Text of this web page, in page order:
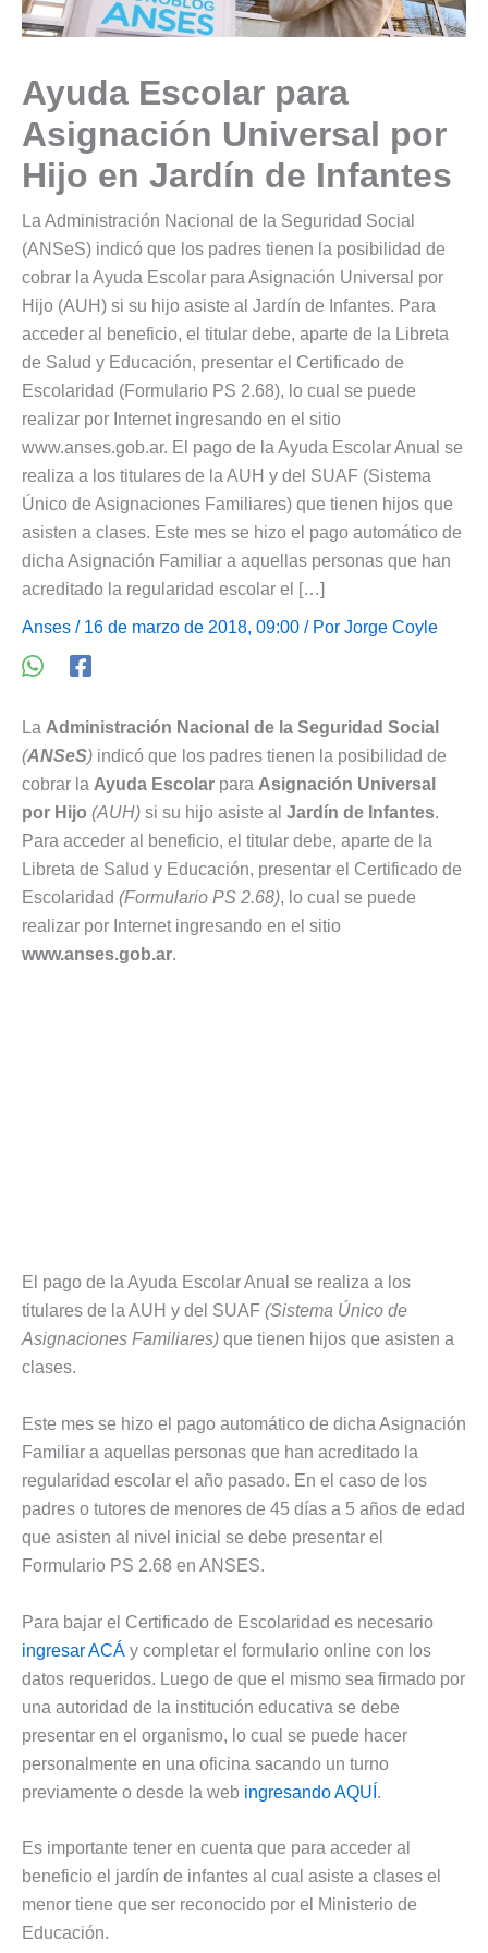
Ayuda Escolar para
Asignación Universal por
Hijo en Jardín de Infantes
La Administración Nacional de la Seguridad Social
(ANSeS) indicó que los padres tienen la posibilidad de
cobrar la Ayuda Escolar para Asignación Universal por
Hijo (AUH) si su hijo asiste al Jardín de Infantes. Para
acceder al beneficio, el titular debe, aparte de la Libreta
de Salud y Educación, presentar el Certificado de
Escolaridad (Formulario PS 2.68), lo cual se puede
realizar por Internet ingresando en el sitio
www.anses.gob.ar. El pago de la Ayuda Escolar Anual se
realiza a los titulares de la AUH y del SUAF (Sistema
Único de Asignaciones Familiares) que tienen hijos que
asisten a clases. Este mes se hizo el pago automático de
dicha Asignación Familiar a aquellas personas que han
acreditado la regularidad escolar el […]
Anses / 16 de marzo de 2018, 09:00 / Por Jorge Coyle
La Administración Nacional de la Seguridad Social
(ANSeS) indicó que los padres tienen la posibilidad de
cobrar la Ayuda Escolar para Asignación Universal
por Hijo (AUH) si su hijo asiste al Jardín de Infantes.
Para acceder al beneficio, el titular debe, aparte de la
Libreta de Salud y Educación, presentar el Certificado de
Escolaridad (Formulario PS 2.68), lo cual se puede
realizar por Internet ingresando en el sitio
www.anses.gob.ar.
El pago de la Ayuda Escolar Anual se realiza a los
titulares de la AUH y del SUAF (Sistema Único de
Asignaciones Familiares) que tienen hijos que asisten a
clases.
Este mes se hizo el pago automático de dicha Asignación
Familiar a aquellas personas que han acreditado la
regularidad escolar el año pasado. En el caso de los
padres o tutores de menores de 45 días a 5 años de edad
que asisten al nivel inicial se debe presentar el
Formulario PS 2.68 en ANSES.
Para bajar el Certificado de Escolaridad es necesario
ingresar ACÁ y completar el formulario online con los
datos requeridos. Luego de que el mismo sea firmado por
una autoridad de la institución educativa se debe
presentar en el organismo, lo cual se puede hacer
personalmente en una oficina sacando un turno
previamente o desde la web ingresando AQUÍ .
Es importante tener en cuenta que para acceder al
beneficio el jardín de infantes al cual asiste a clases el
menor tiene que ser reconocido por el Ministerio de
Educación.